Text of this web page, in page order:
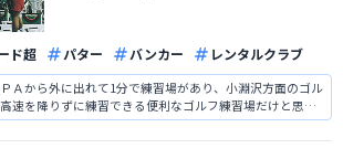
ド超 パター バンカー レンタルクラブ
Ａから外に出れて1分で練習場があり、小淵沢方面のゴル
速を降りずに練習できる便利なゴルフ練習場だけと思っ
ｙありネットがほぼ無いのでコース感覚で練習が出来て
でドリンクフリーは初めてで大変うれしいサービスです。